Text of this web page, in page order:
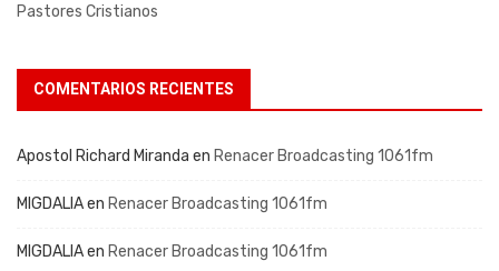
Pastores Cristianos
COMENTARIOS RECIENTES
Apostol Richard Miranda en Renacer Broadcasting 1061fm
MIGDALIAen Renacer Broadcasting 1061fm
MIGDALIAen Renacer Broadcasting 1061fm